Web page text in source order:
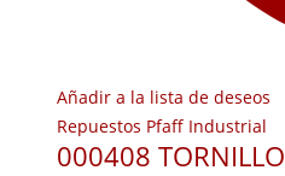
Añadir a la lista de deseos
Repuestos Pfaff Industrial
000408 TORNILLO